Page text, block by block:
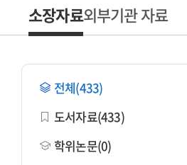
소장자료외부기관 자료
전체(433)
도서자료(433)
학위논문(0)